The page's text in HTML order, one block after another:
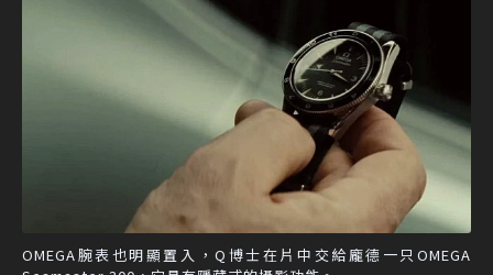
OMEGA腕表也明顯置入，Q博士在片中交給龐德一只OMEGA